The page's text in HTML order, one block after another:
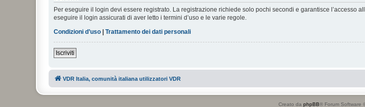
Per eseguire il login devi essere registrato. La registrazione richiede solo pochi secondi e garantisce l’accesso
eseguire il login assicurati di aver letto i termini d’uso e le varie regole.
Condizioni d’uso | Trattamento dei dati personali
Iscriviti
VDR Italia, comunità italiana utilizzatori VDR
Creato da phpBB® Forum Software